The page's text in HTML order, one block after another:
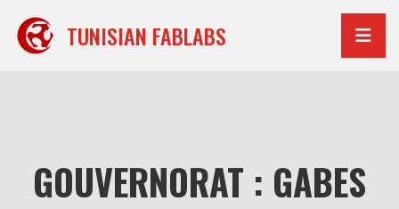
contenu
TUNISIAN FABLABS
GOUVERNORAT : GABES